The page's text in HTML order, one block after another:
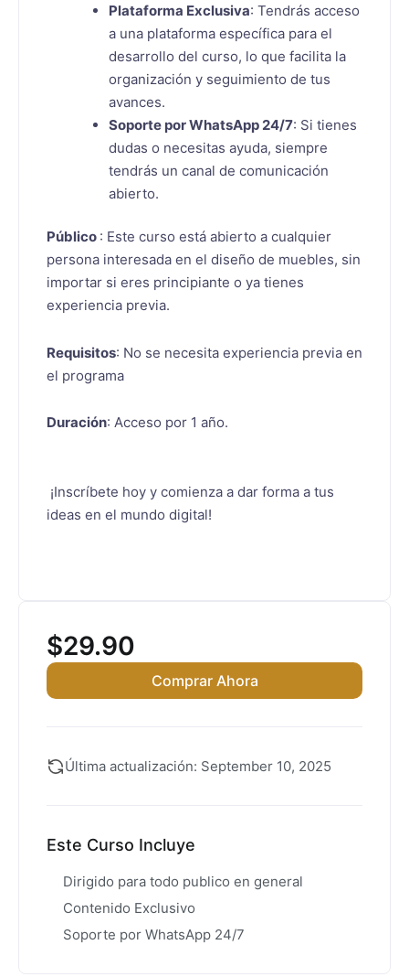
Plataforma Exclusiva: Tendrás acceso
a una plataforma específica para el
desarrollo del curso, lo que facilita la
organización y seguimiento de tus
avances.
Soporte por WhatsApp 24/7: Si tienes
dudas o necesitas ayuda, siempre
tendrás un canal de comunicación
abierto.
Público : Este curso está abierto a cualquier
persona interesada en el diseño de muebles, sin
importar si eres principiante o ya tienes
experiencia previa.
Requisitos: No se necesita experiencia previa en
el programa
Duración: Acceso por 1 año.
¡Inscríbete hoy y comienza a dar forma a tus
ideas en el mundo digital!
$29.90
Comprar Ahora
Última actualización: September 10, 2025
Este Curso Incluye
Dirigido para todo publico en general
Contenido Exclusivo
Soporte por WhatsApp 24/7